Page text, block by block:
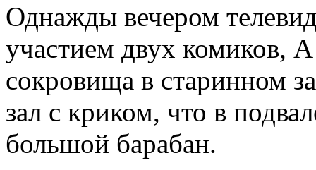
Однажды вечером
участием двух комиков,
сокровища в старинном
зал с криком, что в
большой барабан.